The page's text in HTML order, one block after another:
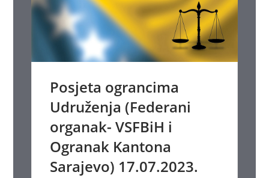
Posjeta ograncima
Udruženja (Federani
organak- VSFBiH i
Ogranak Kantona
Sarajevo) 17.07.2023.